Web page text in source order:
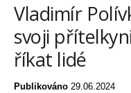
Vladimír
svoji
říkat lidé
Publikováno 29.06.2024